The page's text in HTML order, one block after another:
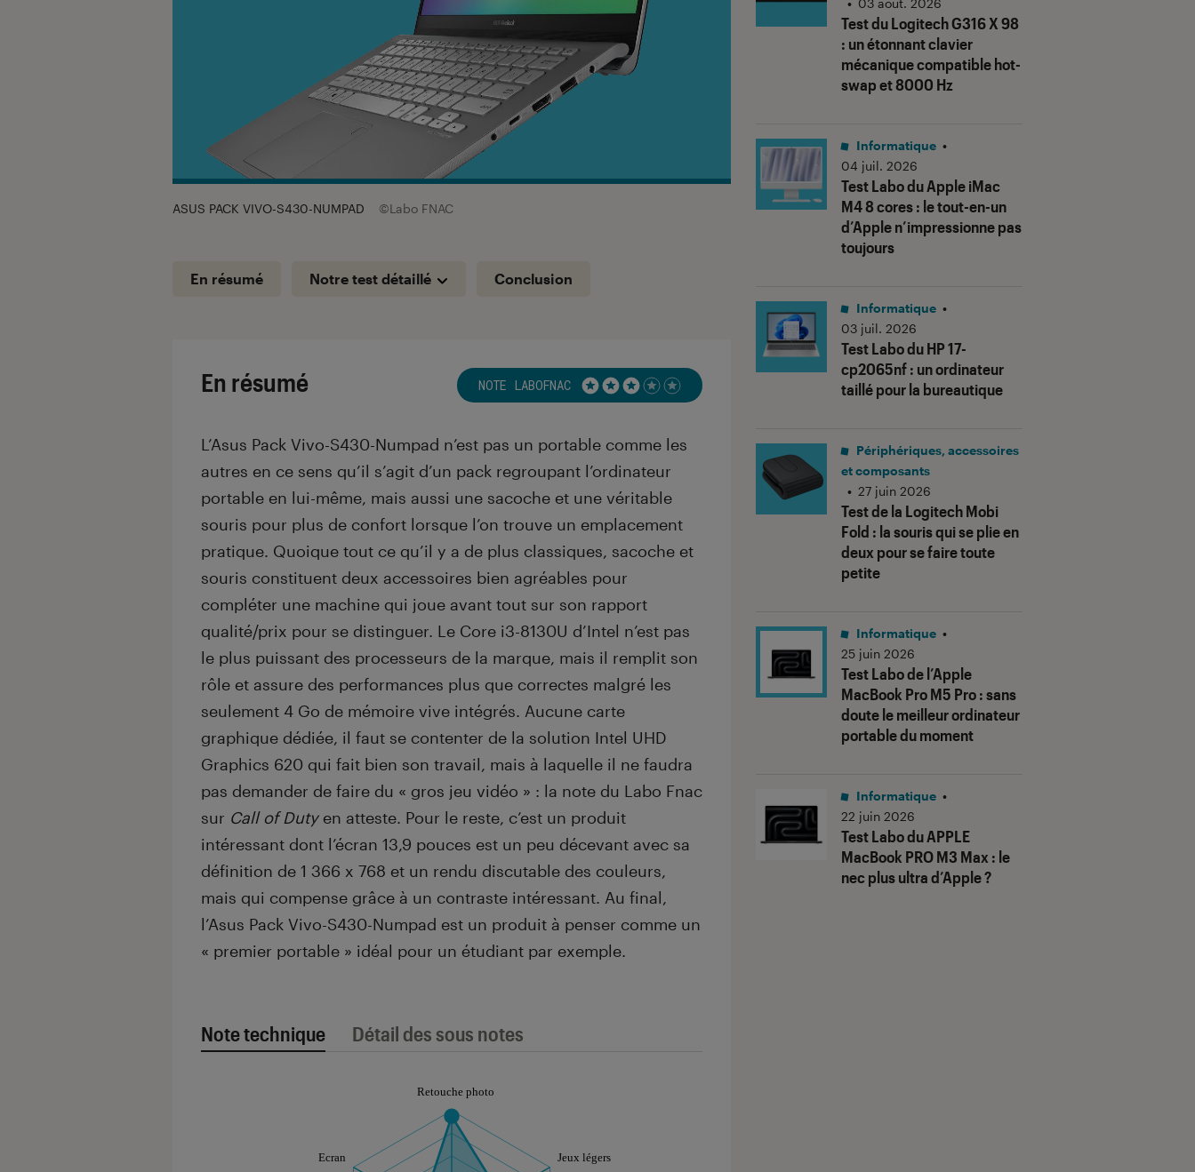
ASUS PACK VIVO-S430-NUMPAD ©Labo FNAC
En résumé Notre test détaillé Conclusion
En résumé NOTE LABOFNAC Noté 3 étoiles sur 5
L’Asus Pack Vivo-S430-Numpad n’est pas un portable comme les
autres en ce sens qu’il s’agit d’un pack regroupant l’ordinateur
portable en lui-même, mais aussi une sacoche et une véritable
souris pour plus de confort lorsque l’on trouve un emplacement
pratique. Quoique tout ce qu’il y a de plus classiques, sacoche et
souris constituent deux accessoires bien agréables pour
compléter une machine qui joue avant tout sur son rapport
qualité/prix pour se distinguer. Le Core i3-8130U d’Intel n’est pas
le plus puissant des processeurs de la marque, mais il remplit son
rôle et assure des performances plus que correctes malgré les
seulement 4 Go de mémoire vive intégrés. Aucune carte
graphique dédiée, il faut se contenter de la solution Intel UHD
Graphics 620 qui fait bien son travail, mais à laquelle il ne faudra
pas demander de faire du « gros jeu vidéo » : la note du Labo Fnac
sur Call of Dutyen atteste. Pour le reste, c’est un produit
intéressant dont l’écran 13,9 pouces est un peu décevant avec sa
définition de 1 366 x 768 et un rendu discutable des couleurs,
mais qui compense grâce à un contraste intéressant. Au final,
l’Asus Pack Vivo-S430-Numpad est un produit à penser comme un
« premier portable » idéal pour un étudiant par exemple.
Note technique Détail des sous notes
Test du Logitech G316 X 98
: un étonnant clavier
mécanique compatible hot-
swap et 8000 Hz
• 03 août. 2026
Test Labo du Apple iMac
M4 8 cores : le tout-en-un
d’Apple n’impressionne pas
toujours
Informatique •
04 juil. 2026
Test Labo du HP 17-
cp2065nf : un ordinateur
taillé pour la bureautique
Informatique •
03 juil. 2026
Test de la Logitech Mobi
Fold : la souris qui se plie en
deux pour se faire toute
petite
Périphériques, accessoires
et composants
• 27 juin 2026
Test Labo de l’Apple
MacBook Pro M5 Pro : sans
doute le meilleur ordinateur
portable du moment
Informatique •
25 juin 2026
Test Labo du APPLE
MacBook PRO M3 Max : le
nec plus ultra d’Apple ?
Informatique •
22 juin 2026